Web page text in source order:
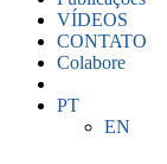
VÍDEOS
CONTATO
Colabore
PT
EN